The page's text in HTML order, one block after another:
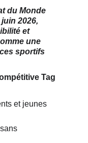
du Monde
2026,
et
une
sportifs
Tag
et jeunes